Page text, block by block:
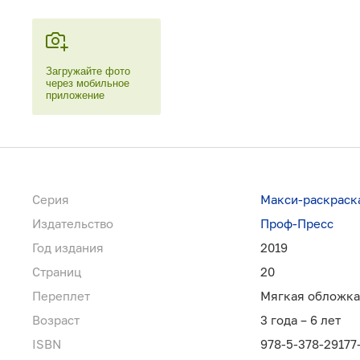
Загружайте фото
через мобильное
приложение
Серия
Макси-
Издательство
Проф-Пресс
Год издания
2019
Страниц
20
Переплет
Мягкая обложка
Возраст
3 года – 6 лет
ISBN
978-5-378-